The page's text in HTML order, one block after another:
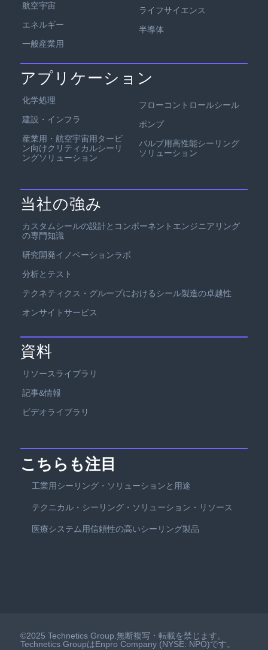
航空宇宙
エネルギー
一般産業用
ライフサイエンス
半導体
アプリケーション
化学処理
建設・インフラ
産業用・航空宇宙用タービ
ン向けクリティカルシーリ
ングソリューション
フローコントロールシール
ポンプ
バルブ用高性能シーリング
ソリューション
当社の強み
カスタムシールの設計とコンポーネントエンジニアリング
の専門知識
研究開発イノベーションラボ
分析とテスト
テクネティクス・グループにおけるシール製造の卓越性
オンサイトサービス
資料
リソースライブラリ
記事&情報
ビデオライブラリ
こちらも注目
工業用シーリング・ソリューションと用途
テクニカル・シーリング・ソリューション・リソース
医療システム用信頼性の高いシーリング製品
©2025 Technetics Group.無断複写・転載を禁じます。
Technetics GroupはEnpro Company (NYSE: NPO)です。